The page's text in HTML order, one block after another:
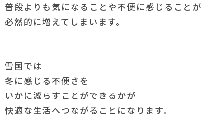
普段よりも気になることや不便に感じることが
必然的に増えてしまいます。
雪国では
冬に感じる不便さを
いかに減らすことができるかが
快適な生活へつながることになります。